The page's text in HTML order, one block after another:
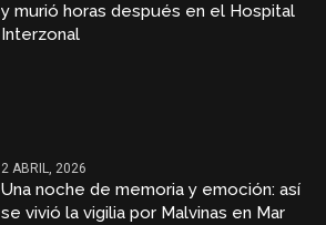
y murió horas después en el Hospital
Interzonal
2 ABRIL, 2026
Una noche de memoria y emoción: así
se vivió la vigilia por Malvinas en Mar